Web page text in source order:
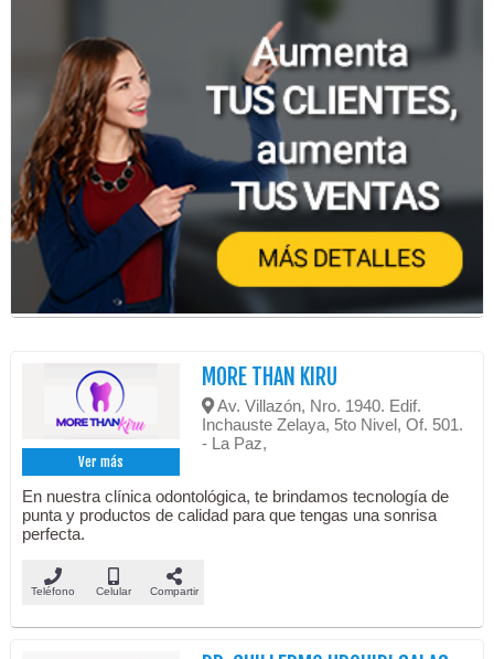
Ver más
MORE THAN KIRU
Av. Villazón, Nro. 1940. Edif.
Inchauste Zelaya, 5to Nivel, Of. 501.
- La Paz,
En nuestra clínica odontológica, te brindamos tecnología de
punta y productos de calidad para que tengas una sonrisa
perfecta.
Teléfono Celular Compartir